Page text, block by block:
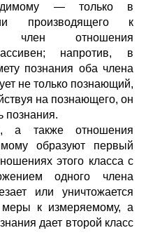
— только в
производящего к
член отношения
напротив, в
познания оба члена
не только познающий,
на познающего, он
познания.
а также отношения
образуют первый
этого класса с
одного члена
или уничтожается
к измеряемому, а
дает второй класс